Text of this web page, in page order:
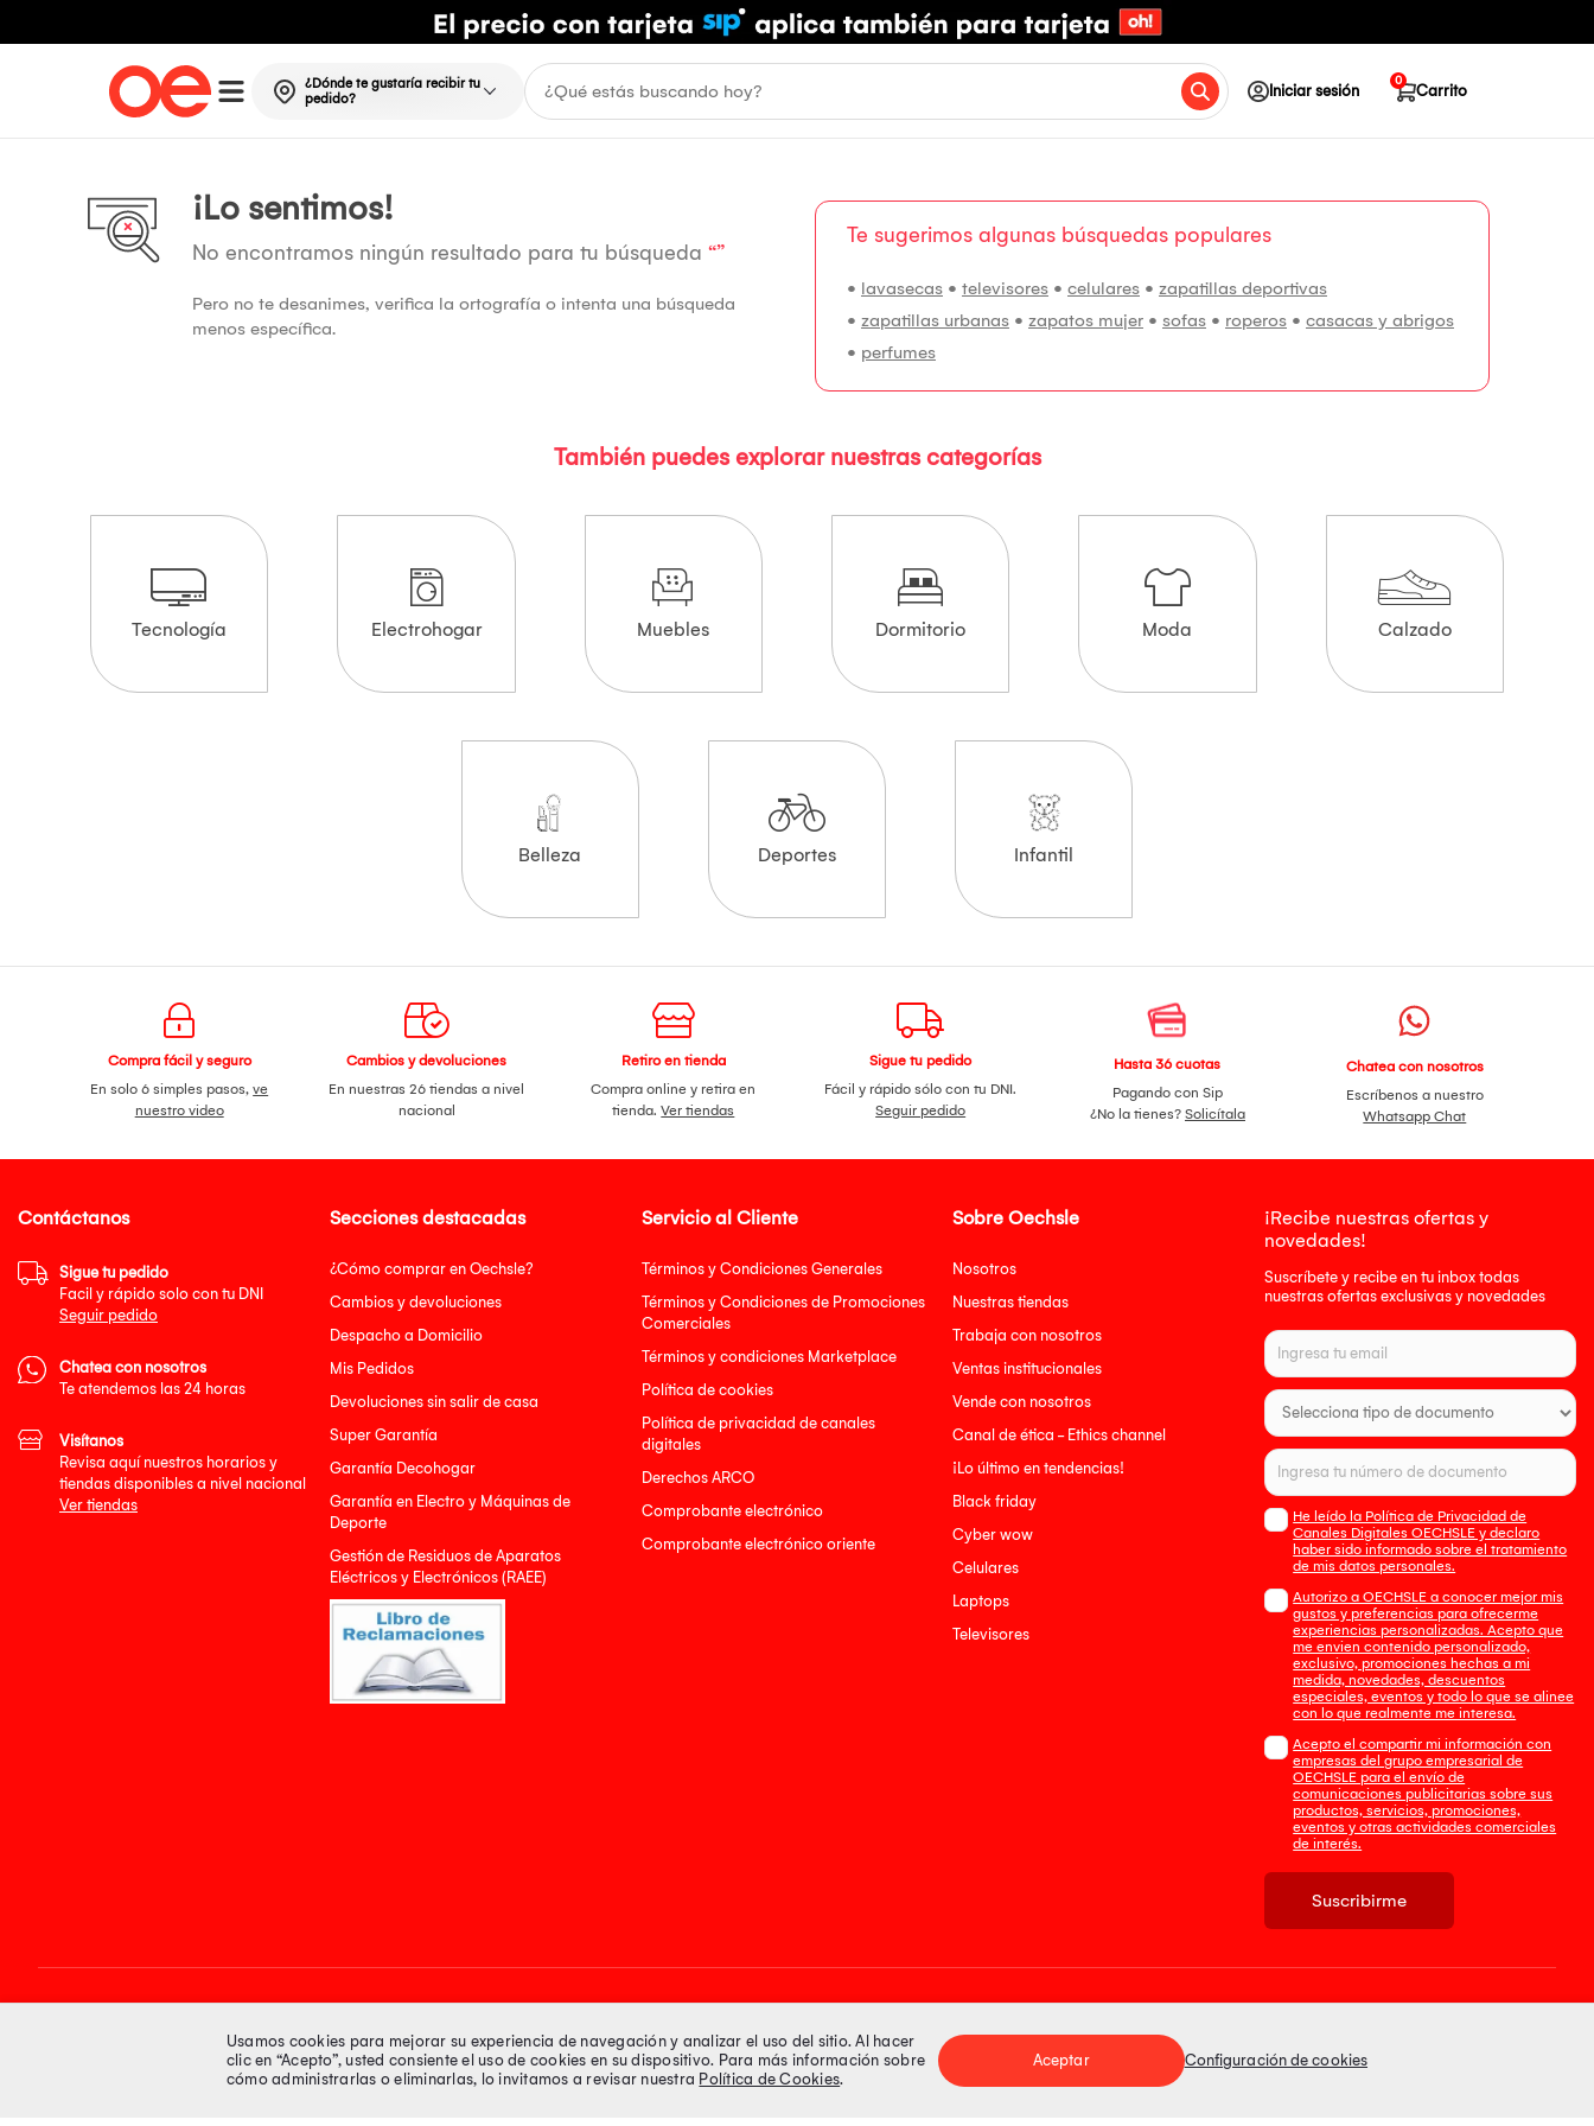
¿Dónde te gustaría recibir tu
pedido?
Iniciar sesión Carrito
0
¡Lo sentimos!
No encontramos ningún resultado para tu búsqueda “”
Pero no te desanimes, verifica la ortografía o intenta una búsqueda
menos específica.
Te sugerimos algunas búsquedas populares
• lavasecas • televisores • celulares • zapatillas deportivas
• zapatillas urbanas • zapatos mujer • sofas • roperos • casacas y abrigos
• perfumes
También puedes explorar nuestras categorías
Tecnología Electrohogar Muebles Dormitorio Moda Calzado
Belleza Deportes Infantil
Compra fácil y seguro
En solo 6 simples pasos,ve
nuestro video
Cambios y devoluciones
En nuestras 26 tiendas a nivel
nacional
Retiro en tienda
Compra online y retira en
tienda.Ver tiendas
Sigue tu pedido
Fácil y rápido sólo con tu DNI.
Seguir pedido
Hasta 36 cuotas
Pagando con Sip
¿No la tienes? Solicítala
Chatea con nosotros
Escríbenos a nuestro
Whatsapp Chat
Secciones destacadas
¿Cómo comprar en Oechsle?
Cambios y devoluciones
Despacho a Domicilio
Mis Pedidos
Devoluciones sin salir de casa
Super Garantía
Garantía Decohogar
Garantía en Electro y Máquinas de
Deporte
Gestión de Residuos de Aparatos
Eléctricos y Electrónicos (RAEE)
Servicio al Cliente
Términos y Condiciones Generales
Términos y Condiciones de Promociones
Comerciales
Términos y condiciones Marketplace
Política de cookies
Política de privacidad de canales
digitales
Derechos ARCO
Comprobante electrónico
Comprobante electrónico oriente
Sobre Oechsle
Nosotros
Nuestras tiendas
Trabaja con nosotros
Ventas institucionales
Vende con nosotros
Canal de ética - Ethics channel
¡Lo último en tendencias!
Black friday
Cyber wow
Celulares
Laptops
Televisores
¡Recibe nuestras ofertas y
novedades!
Suscríbete y recibe en tu inbox todas
nuestras ofertas exclusivas y novedades
He leído la Política de Privacidad de
Canales Digitales OECHSLE y declaro
haber sido informado sobre el tratamiento
de mis datos personales.
Autorizo a OECHSLE a conocer mejor mis
gustos y preferencias para ofrecerme
experiencias personalizadas. Acepto que
me envien contenido personalizado,
exclusivo, promociones hechas a mi
medida, novedades, descuentos
especiales, eventos y todo lo que se alinee
con lo que realmente me interesa.
Acepto el compartir mi información con
empresas del grupo empresarial de
OECHSLE para el envío de
comunicaciones publicitarias sobre sus
productos, servicios, promociones,
eventos y otras actividades comerciales
de interés.
Suscribirme
Contáctanos
Sigue tu pedido
Facil y rápido solo con tu DNI
Seguir pedido
Chatea con nosotros
Te atendemos las 24 horas
Visítanos
Revisa aquí nuestros horarios y
tiendas disponibles a nivel nacional
Ver tiendas
Síguenos en Medios de pago Tienda 100% Segura
Usamos cookies para mejorar su experiencia de navegación y analizar el uso del sitio. Al hacer
clic en “Acepto”, usted consiente el uso de cookies en su dispositivo. Para más información sobre
cómo administrarlas o eliminarlas, lo invitamos a revisar nuestra Política de Cookies.
Aceptar Configuración de cookies